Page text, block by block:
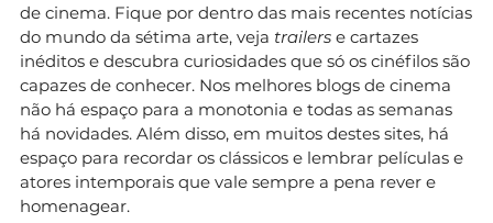
de cinema. Fique por dentro das mais recentes notícias
do mundo da sétima arte, veja trailers e cartazes
inéditos e descubra curiosidades que só os cinéfilos são
capazes de conhecer. Nos melhores blogs de cinema
não há espaço para a monotonia e todas as semanas
há novidades. Além disso, em muitos destes sites, há
espaço para recordar os clássicos e lembrar películas e
atores intemporais que vale sempre a pena rever e
homenagear.